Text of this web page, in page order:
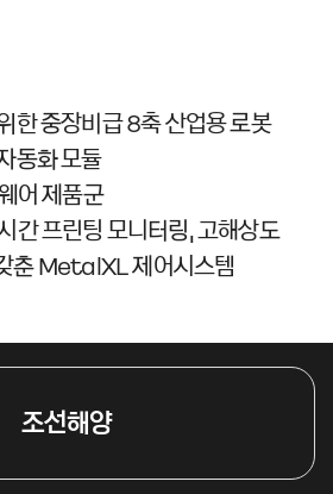
한 중장비급 8축 산업용 로봇
동화 모듈
어 제품군
간 프린팅 모니터링, 고해상도
춘 MetalXL 제어시스템
조선해양